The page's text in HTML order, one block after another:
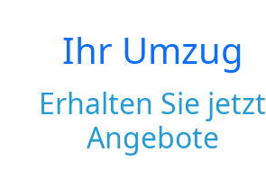
Ihr Umzug
Erhalten Sie jetzt
Angebote